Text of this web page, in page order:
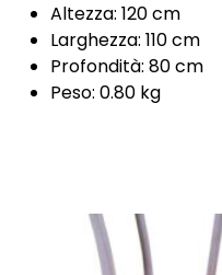
Altezza: 120 cm
Larghezza: 110 cm
Profondità: 80 cm
Peso: 0.80 kg